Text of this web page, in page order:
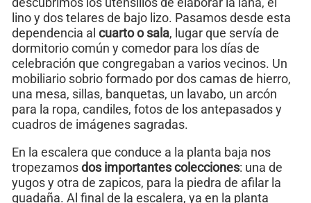
lino y dos telares de bajo lizo. Pasamos desde esta
dependencia al cuarto o sala, lugar que servía de
dormitorio común y comedor para los días de
celebración que congregaban a varios vecinos. Un
mobiliario sobrio formado por dos camas de hierro,
una mesa, sillas, banquetas, un lavabo, un arcón
para la ropa, candiles, fotos de los antepasados y
cuadros de imágenes sagradas.
En la escalera que conduce a la planta baja nos
tropezamosdos importantes colecciones: una de
yugos y otra de zapicos, para la piedra de afilar la
guadaña. Al final de la escalera, ya en la planta